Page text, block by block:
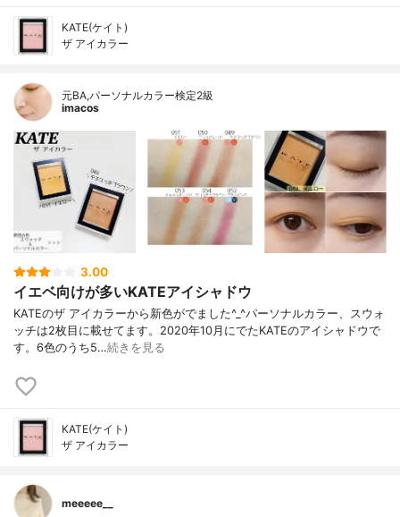
KATE(ケイト)
ザ アイカラー
元BA,パーソナルカラー検定2級
imacos
3.00
イエベ向けが多いKATEアイシャドウ
KATEのザ アイカラーから新色がでました^_^パーソナルカラー、スウォ
ッチは2枚目に載せてます。2020年10月にでたKATEのアイシャドウで
す。6色のうち5…続きを見る
KATE(ケイト)
ザ アイカラー
meeeee__